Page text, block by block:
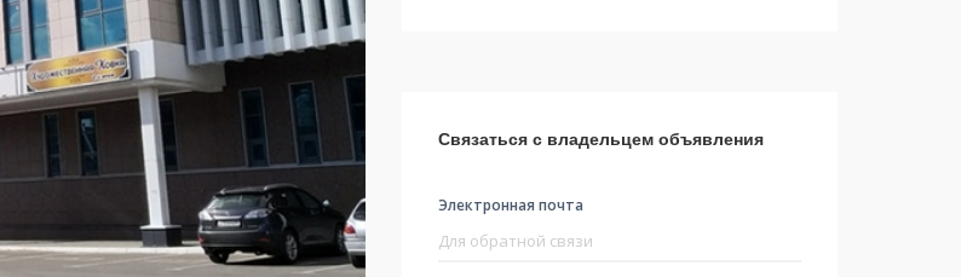
Связаться с владельцем объявления
Электронная почта